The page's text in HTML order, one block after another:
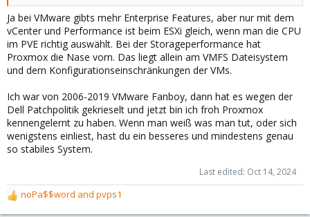
Ja bei VMware gibts mehr Enterprise Features, aber nur mit dem
vCenter und Performance ist beim ESXi gleich, wenn man die CPU
im PVE richtig auswählt. Bei der Storageperformance hat
Proxmox die Nase vorn. Das liegt allein am VMFS Dateisystem
und dern Konfigurationseinschränkungen der VMs.
Ich war von 2006-2019 VMware Fanboy, dann hat es wegen der
Dell Patchpolitik gekrieselt und jetzt bin ich froh Proxmox
kennengelernt zu haben. Wenn man weiß was man tut, oder sich
wenigstens einliest, hast du ein besseres und mindestens genau
so stabiles System.
Last edited: Oct 14, 2024
R
e
noPa$$word and pvps1